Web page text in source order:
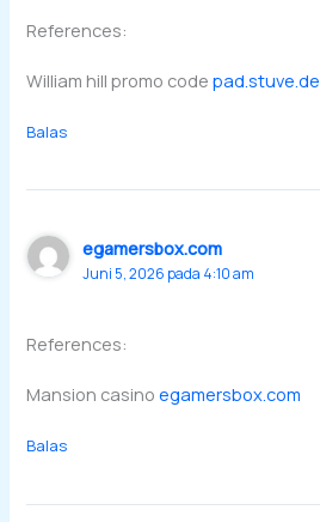
References:
William hill promo codepad.stuve.de
Balas
egamersbox.com
Juni 5, 2026 pada 4:10 am
References:
Mansion casinoegamersbox.com
Balas